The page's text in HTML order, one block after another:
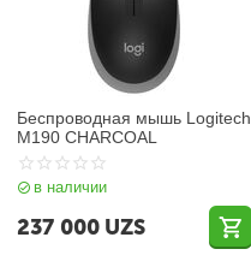
Беспроводная мышь Logitech
M190 CHARCOAL
в наличии
237 000 UZS